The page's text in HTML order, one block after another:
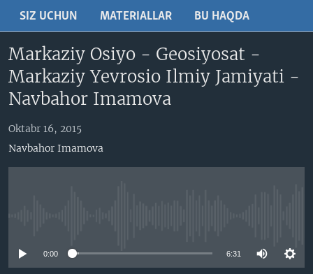
VATANDOSHLAR
MULTIMEDIA
AMERIKA MANZARALARI
XALQARO HAYOT
VASHINGTON CHOYXONASI
IJTIMOIY TARMOQLAR
FACEBOOK
YOUTUBE
TWITTER
INGLIZ TILI DARSLARI
EDITORIAL
SIZ UCHUN MATERIALLAR BU HAQDA
Markaziy Osiyo - Geosiyosat -
Markaziy Yevrosio Ilmiy Jamiyati -
Navbahor Imamova
Oktabr 16, 2015
Navbahor Imamova
0:00 6:31